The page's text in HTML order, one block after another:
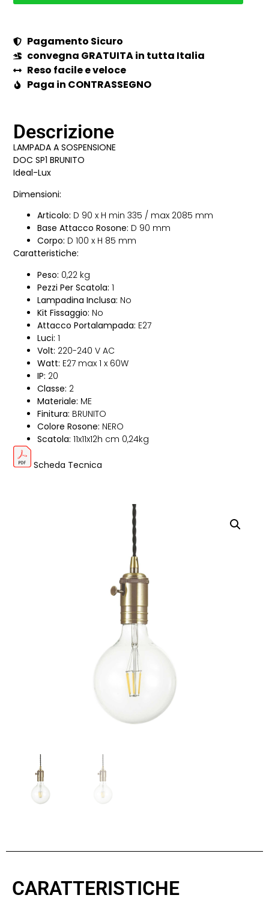
Pagamento Sicuro
convegna GRATUITA in tutta Italia
Reso facile e veloce
Paga in CONTRASSEGNO
Descrizione
LAMPADA A SOSPENSIONE
DOC SP1 BRUNITO
Ideal-Lux
Dimensioni:
Articolo: D 90 x H min 335 / max 2085 mm
Base Attacco Rosone: D 90 mm
Corpo: D 100 x H 85 mm
Caratteristiche:
Peso: 0,22 kg
Pezzi Per Scatola: 1
Lampadina Inclusa: No
Kit Fissaggio: No
Attacco Portalampada: E27
Luci: 1
Volt: 220-240 V AC
Watt: E27 max 1 x 60W
IP: 20
Classe: 2
Materiale: ME
Finitura: BRUNITO
Colore Rosone: NERO
Scatola: 11x11x12h cm 0,24kg
Scheda Tecnica
CARATTERISTICHE